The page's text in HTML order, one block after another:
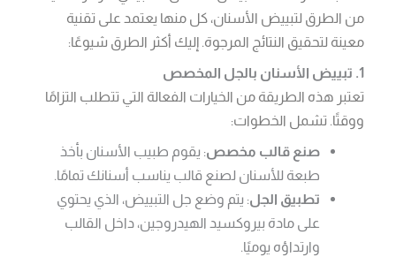
من الطرق لتبييض الأسنان، كل منها يعتمد على تقنية
معينة لتحقيق النتائج المرجوة. إليك أكثر الطرق شيوعًا:
1. تبييض الأسنان بالجل المخصص
تعتبر هذه الطريقة من الخيارات الفعالة التي تتطلب التزامًا
ووقتًا. تشمل الخطوات:
صنع قالب مخصص: يقوم طبيب الأسنان بأخذ
طبعة للأسنان لصنع قالب يناسب أسنانك تمامًا.
تطبيق الجل: يتم وضع جل التبييض، الذي يحتوي
على مادة بيروكسيد الهيدروجين، داخل القالب
وارتداؤه يوميًا.